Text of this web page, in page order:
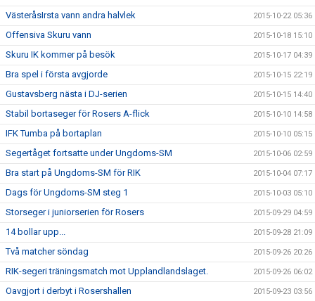
VästeråsIrsta vann andra halvlek 2015-10-22 05:36
Offensiva Skuru vann 2015-10-18 15:10
Skuru IK kommer på besök 2015-10-17 04:39
Bra spel i första avgjorde 2015-10-15 22:19
Gustavsberg nästa i DJ-serien 2015-10-15 14:40
Stabil bortaseger för Rosers A-flick 2015-10-10 14:58
IFK Tumba på bortaplan 2015-10-10 05:15
Segertåget fortsatte under Ungdoms-SM 2015-10-06 02:59
Bra start på Ungdoms-SM för RIK 2015-10-04 07:17
Dags för Ungdoms-SM steg 1 2015-10-03 05:10
Storseger i juniorserien för Rosers 2015-09-29 04:59
14 bollar upp... 2015-09-28 21:09
Två matcher söndag 2015-09-26 20:26
RIK-segeri träningsmatch mot Upplandlandslaget. 2015-09-26 06:02
Oavgjort i derbyt i Rosershallen 2015-09-23 03:56